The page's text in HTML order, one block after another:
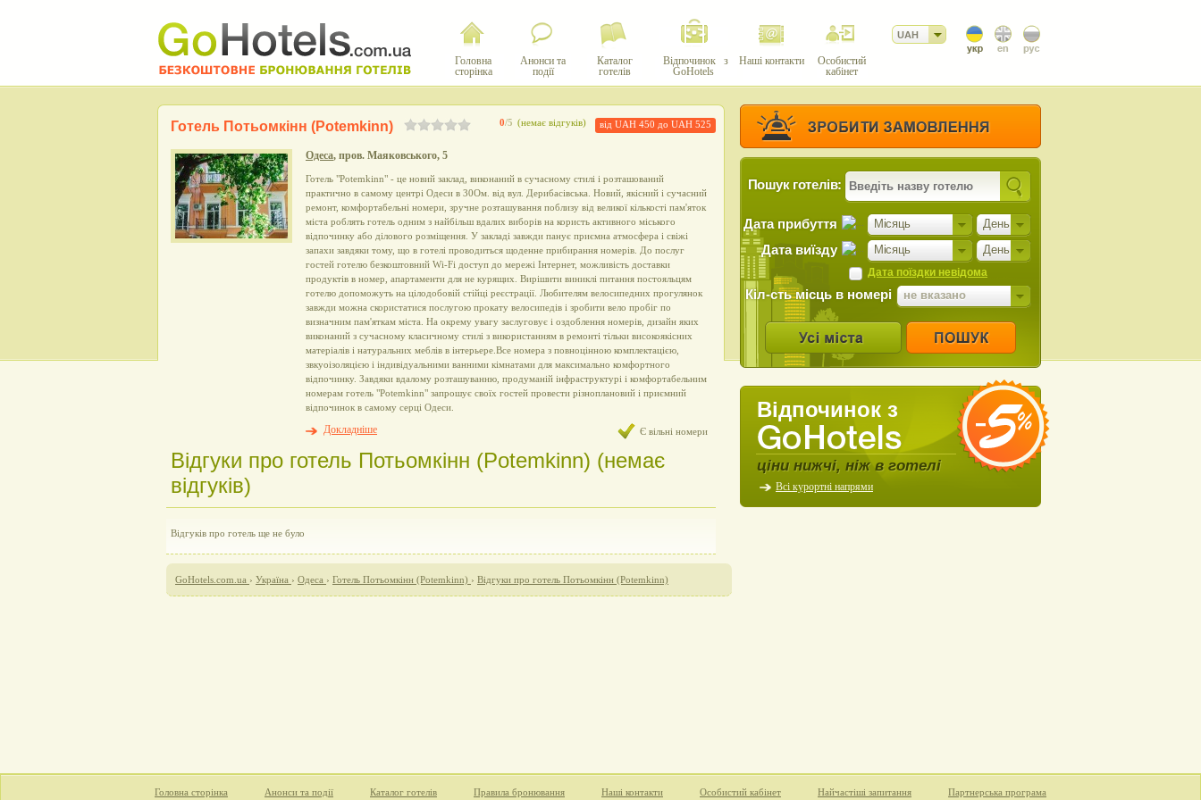
Головна
сторінка
Анонси та
події
Каталог
готелів
Відпочинок з
GoHotels
Наші контакти
Особистий
кабінет
UAH
0/5 (немає відгуків) від UAH 450 до UAH 525
Готель Потьомкінн (Potemkinn)
Одеса, пров. Маяковського, 5
Готель "Potemkinn" - це новий заклад, виконаний в сучасному стилі і розташований
практично в самому центрі Одеси в 30Ом. від вул. Дерибасівська. Новий, якісний і сучасний
ремонт, комфортабельні номери, зручне розташування поблизу від великої кількості пам'яток
міста роблять готель одним з найбільш вдалих виборів на користь активного міського
відпочинку або ділового розміщення. У закладі завжди панує приємна атмосфера і свіжі
запахи завдяки тому, що в готелі проводиться щоденне прибирання номерів. До послуг
гостей готелю безкоштовний Wi-Fi доступ до мережі Інтернет, можливість доставки
продуктів в номер, апартаменти для не курящих. Вирішити виниклі питання постояльцям
готелю допоможуть на цілодобовій стійці реєстрації. Любителям велосипедних прогулянок
завжди можна скористатися послугою прокату велосипедів і зробити вело пробіг по
визначним пам'яткам міста. На окрему увагу заслуговує і оздоблення номерів, дизайн яких
виконаний з сучасному класичному стилі з використанням в ремонті тільки високоякісних
матеріалів і натуральних меблів в інтерьере.Все номера з повноцінною комплектацією,
звкуоізоляцією і індивідуальними ванними кімнатами для максимально комфортного
відпочинку. Завдяки вдалому розташуванню, продуманій інфраструктурі і комфортабельним
номерам готель "Potemkinn" запрошує своїх гостей провести різноплановий і приємний
відпочинок в самому серці Одеси.
Докладніше Є вільні номери
Відгуки про готель Потьомкінн (Potemkinn) (немає
відгуків)
Відгуків про готель ще не було
GoHotels.com.ua › Україна › Одеса › Готель Потьомкінн (Potemkinn) › Відгуки про готель Потьомкінн (Potemkinn)
Пошук готелів:
Місяць День
Дата прибуття
Місяць День
Дата виїзду
Дата поїздки невідома
Кіл-сть місць в номері не вказано
Відпочинок з
ціни нижчі, ніж в готелі
Всі курортні напрями
Головна сторінка Анонси та події Каталог готелів Правила бронювання Наші контакти Особистий кабінет Найчастіші запитання Партнерська програма